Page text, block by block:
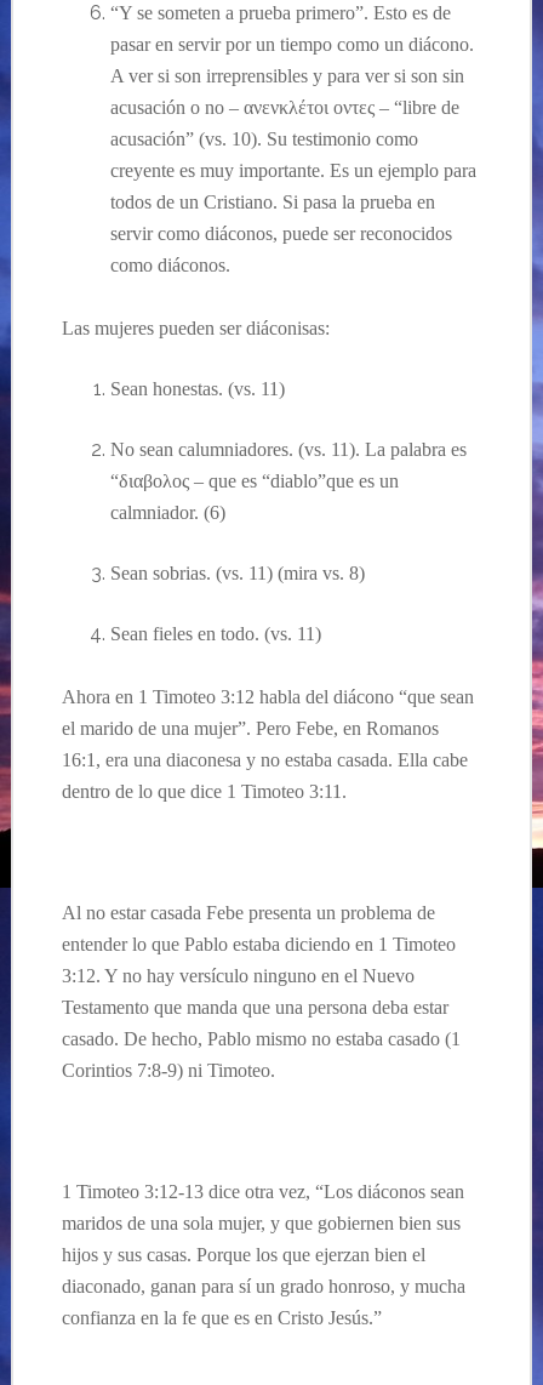
“Y se someten a prueba primero”. Esto es de
pasaren servirpor un tiempo como un diácono.
A versi son irreprensibles y para ver si son sin
acusación o no – ανενκλέτοι οντες – “libre de
acusación” (vs. 10). Su testimonio como
creyente es muy importante. Es un ejemplo para
todos de un Cristiano. Si pasa la prueba en
servir como diáconos, puede ser reconocidos
como diáconos.
Las mujeres pueden serdiáconisas:
Sean honestas. (vs. 11)
No sean calumniadores. (vs. 11). La palabra es
“διαβολος – que es “diablo”que es un
calmniador. (6)
Sean sobrias. (vs. 11) (mira vs. 8)
Sean fieles en todo. (vs. 11)
Ahora en 1 Timoteo 3:12 habla del diácono“que sean
el marido de una mujer”. Pero Febe, en Romanos
16:1, era una diaconesa y no estaba casada. Ella cabe
dentro de lo que dice 1 Timoteo 3:11.
Al no estar casada Febe presenta un problema de
entender lo que Pablo estaba diciendo en 1 Timoteo
3:12. Y no hay versículo ninguno en el Nuevo
Testamentoque manda que una persona deba estar
casado. De hecho, Pablo mismo no estaba casado (1
Corintios 7:8-9) ni Timoteo.
1 Timoteo 3:12-13 dice otra vez, “Los diáconos sean
maridos de una sola mujer, y que gobiernen bien sus
hijos y sus casas. Porque los que ejerzan bien el
diaconado, ganan para sí un grado honroso, y mucha
confianza en la fe que es en Cristo Jesús.”